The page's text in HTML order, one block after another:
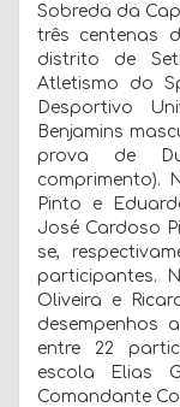
Sobreda da
três centenas
distrito de
Atletismo do
Desportivo
Benjamins
prova de
comprimento).
Pinto e
José Cardoso
se,
participantes.
Oliveira e
desempenhos
entre 22
escola Elias
Comandante